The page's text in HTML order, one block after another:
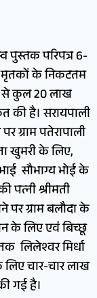
पुस्तक परिपत्र 6-
मृतकों के निकटतम
से कुल 20 लाख
की है। सरायपाली
ग्राम पतेरापाली
खुमरी के लिए,
सौभाग्य भोई के
पत्नी श्रीमती
पर ग्राम बलौदा के
के लिए एवं बिच्छू
लिलेश्वर मिर्धा
लिए चार-चार लाख
गई है।